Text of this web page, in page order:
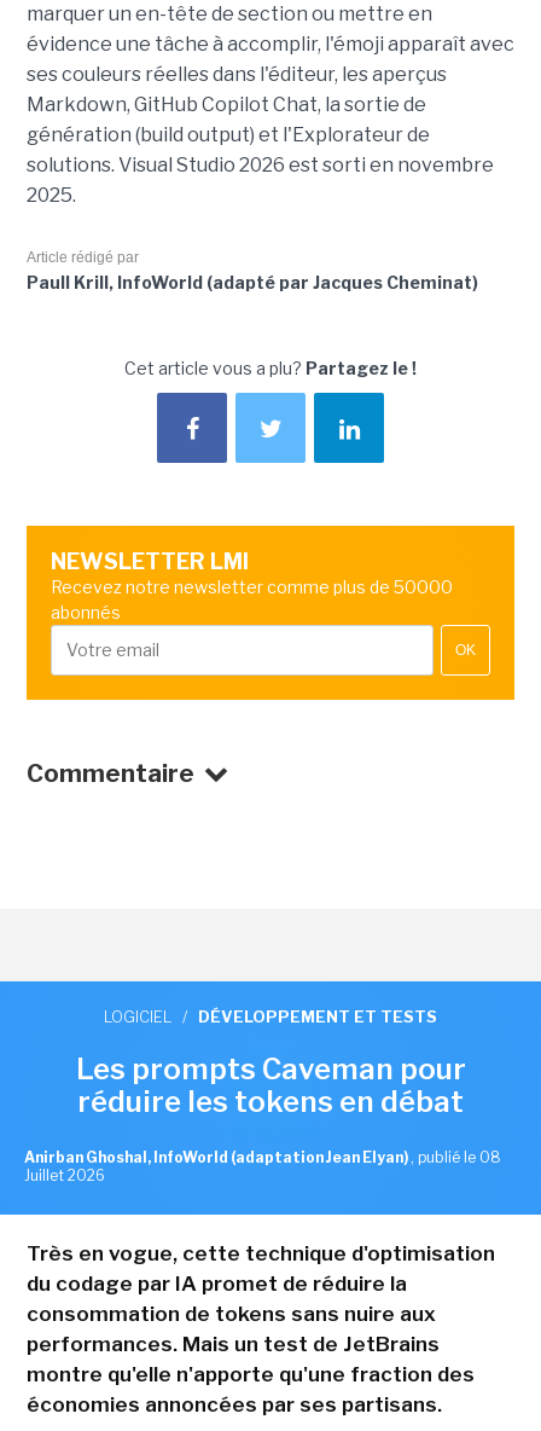
marquer un en-tête de section ou mettre en
évidence une tâche à accomplir, l'émoji apparaît avec
ses couleurs réelles dans l'éditeur, les aperçus
Markdown, GitHub Copilot Chat, la sortie de
génération (build output) et l'Explorateur de
solutions. Visual Studio 2026 est sorti en novembre
2025.
Article rédigé par
Paull Krill, InfoWorld (adapté par Jacques Cheminat)
Cet article vous a plu? Partagez le !
NEWSLETTER LMI
Recevez notre newsletter comme plus de 50000
abonnés
OK
Commentaire
LOGICIEL / DÉVELOPPEMENT ET TESTS
Les prompts Caveman pour
réduire les tokens en débat
Anirban Ghoshal, InfoWorld (adaptation Jean Elyan) , publié le 08
Juillet 2026
Très en vogue, cette technique d'optimisation
du codage par IA promet de réduire la
consommation de tokens sans nuire aux
performances. Mais un test de JetBrains
montre qu'elle n'apporte qu'une fraction des
économies annoncées par ses partisans.